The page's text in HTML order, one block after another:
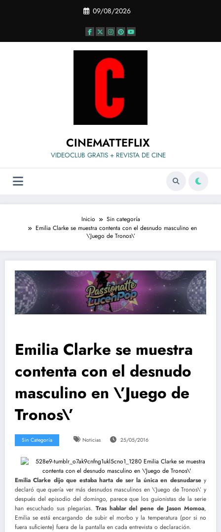
09/08/2026
CINEMATTEFLIX
VIDEOCLUB GRATIS + REVISTA DE CINE
Inicio
Sin categoría
Emilia Clarke se muestra contenta con el desnudo masculino en
\’Juego de Tronos\’
Emilia Clarke se muestra
contenta con el desnudo
masculino en \’Juego de
Tronos\’
Sin Categoría Noticias 25/05/2016
Emilia Clarke dijo que estaba harta de ser la única en desnudarsey
declaró que quería ver más desnudos masculinos en \’Juego de Tronos\’ y
después del episodio del domingo, parece que los guionistas de la serie
han escuchado sus plegarias. Tras hablar del pene de Jason Momoa,
Emilia se está encargando de subir el morbo y la temperatura (por si no
fuera suficiente) fuera de la pantalla en cada entrevista o declaración.